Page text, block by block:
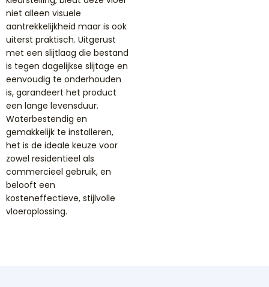
niet alleen visuele
aantrekkelijkheid maar is ook
uiterst praktisch. Uitgerust
met een slijtlaag die bestand
is tegen dagelijkse slijtage en
eenvoudig te onderhouden
is, garandeert het product
een lange levensduur.
Waterbestendig en
gemakkelijk te installeren,
het is de ideale keuze voor
zowel residentieel als
commercieel gebruik, en
belooft een
kosteneffectieve, stijlvolle
vloeroplossing.